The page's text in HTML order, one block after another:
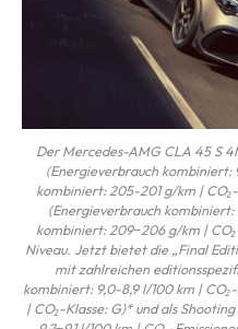
Der Mercedes-AMG CLA 45 S
(Energieverbrauch kombiniert:
kombiniert: 205-201 g/km |
(Energieverbrauch kombiniert:
kombiniert: 209‒206 g/km |
Niveau. Jetzt bietet die „Final
mit zahlreichen
kombiniert: 9,0-8,9 l/100 km |
| CO₂-Klasse: G)* und als